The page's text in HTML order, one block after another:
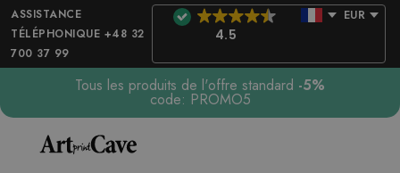
ASSISTANCE
TÉLÉPHONIQUE +48 32
700 37 99
4.5
EUR
Tous les produits de l'offre standard -5%
code: PROMO5